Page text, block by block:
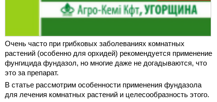
Очень часто при грибковых заболеваниях комнатных
растений (особенно для орхидей) рекомендуется применение
фунгицида фундазол, но многие даже не догадываются, что
это за препарат.
В статье рассмотрим особенности применения фундазола
для лечения комнатных растений и целесообразность этого.